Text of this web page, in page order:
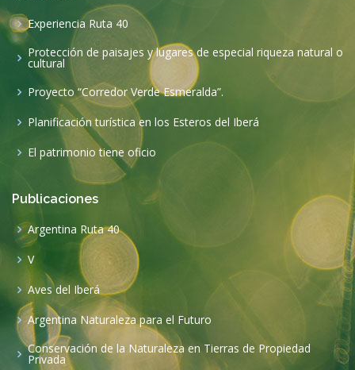
Centro de Interpretación de Casa Iberá
Museo Histórico y Arqueológico Andrés Guacurarí
Centro de Interpretación de La Cruz
Centro de interpretación de Río Gallegos
Iniciativas
Experiencia Ruta 40
Protección de paisajes y lugares de especial riqueza natural o
cultural
Proyecto “Corredor Verde Esmeralda”.
Planificación turística en los Esteros del Iberá
El patrimonio tiene oficio
Publicaciones